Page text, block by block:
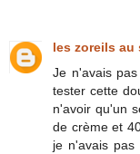
les zoreils au
Je n'avais
tester cette
n'avoir qu'un
de crème et
je n'avais